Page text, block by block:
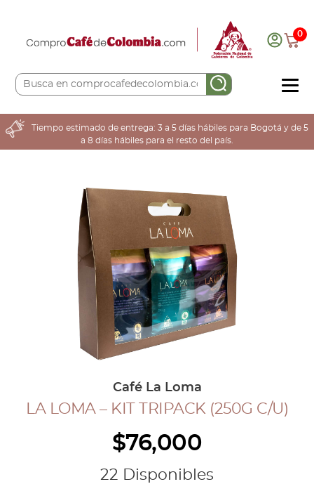
0
COMPRA AQUÍ
COLOMBIA CAFETERA
COLECCIÓN CAFETERA
INGRESAR
Tiempo estimado de entrega: 3 a 5 días hábiles para Bogotá y de 5
a 8 días hábiles para el resto del país.
Café La Loma
LA LOMA – KIT TRIPACK (250G C/U)
$76,000
22 Disponibles